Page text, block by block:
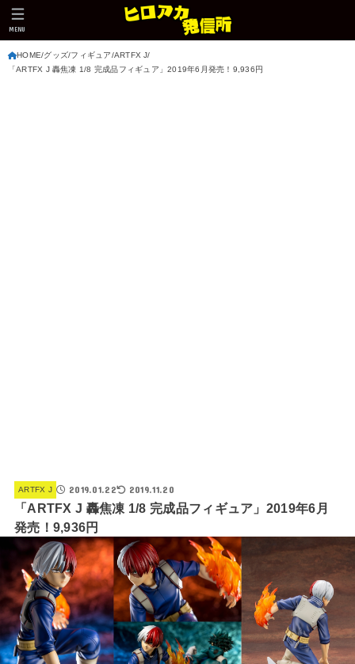
MENU
HOME グッズ フィギュア ARTFX J
「ARTFX J 轟焦凍 1/8 完成品フィギュア」2019年6月発売！9,936円
ARTFX J 2019.01.22 2019.11.20
「ARTFX J 轟焦凍 1/8 完成品フィギュア」2019年6月
発売！9,936円